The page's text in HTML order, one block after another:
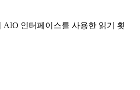
AIO 인터페이스를 사용한 읽기 횟